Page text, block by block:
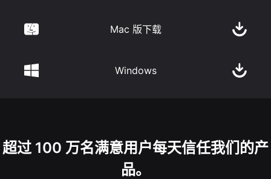
Mac 版下载
Windows
超过 100 万名满意用户每天信任我们的产
品。